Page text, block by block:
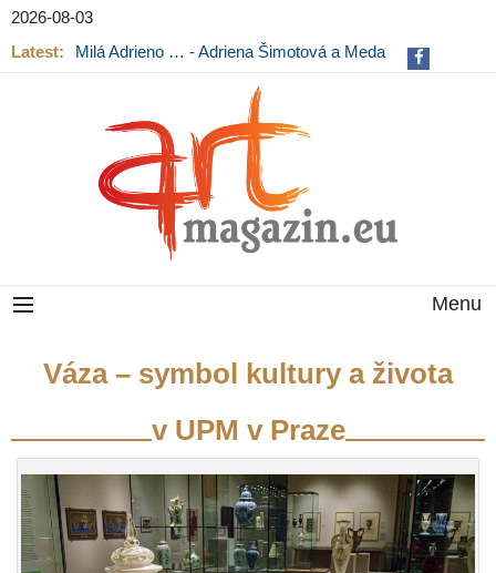
2026-08-03
Latest:
Milá Adrieno … - Adriena Šimotová a Meda
Menu
Váza – symbol kultury a života
v UPM v Praze